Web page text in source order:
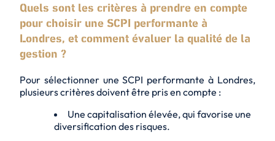
Quels sont les critères à prendre en compte
pour choisir une SCPI performante à
Londres, et comment évaluer la qualité de la
gestion ?
Pour sélectionner une SCPI performante à Londres,
plusieurs critères doivent être pris en compte :
Une capitalisation élevée, qui favorise une
diversification des risques.